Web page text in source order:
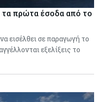
πρώτα έσοδα από το
εισέλθει σε παραγωγή το
εξελίξεις το